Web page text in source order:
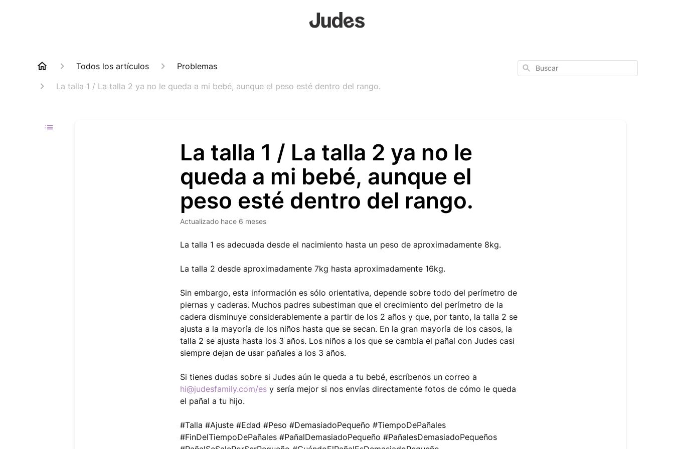
Todos los artículos
Problemas
La talla 1 / La talla 2 ya no le queda a mi bebé, aunque el peso esté dentro del rango.
Buscar
La talla 1 / La talla 2 ya no le
queda a mi bebé, aunque el
peso esté dentro del rango.
Actualizado hace 6 meses
La talla 1 es adecuada desde el nacimiento hasta un peso de aproximadamente 8kg.
La talla 2 desde aproximadamente 7kg hasta aproximadamente 16kg.
Sin embargo, esta información es sólo orientativa, depende sobre todo del perímetro de
piernas y caderas. Muchos padres subestiman que el crecimiento del perímetro de la
cadera disminuye considerablemente a partir de los 2 años y que, por tanto, la talla 2 se
ajusta a la mayoría de los niños hasta que se secan. En la gran mayoría de los casos, la
talla 2 se ajusta hasta los 3 años. Los niños a los que se cambia el pañal con Judes casi
siempre dejan de usar pañales a los 3 años.
Si tienes dudas sobre si Judes aún le queda a tu bebé, escríbenos un correo a
hi@judesfamily.com/es y sería mejor si nos envías directamente fotos de cómo le queda
el pañal a tu hijo.
#Talla #Ajuste #Edad #Peso #DemasiadoPequeño #TiempoDePañales
#FinDelTiempoDePañales #PañalDemasiadoPequeño #PañalesDemasiadoPequeños